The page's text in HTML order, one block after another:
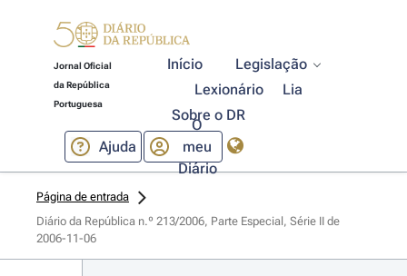
Jornal Oficial
da República
Portuguesa
Início
Legislação
Lexionário
Lia
Sobre o DR
Ajuda
O
meu
Diário
Página de entrada
Diário da República n.º 213/2006, Parte Especial, Série II de
2006-11-06